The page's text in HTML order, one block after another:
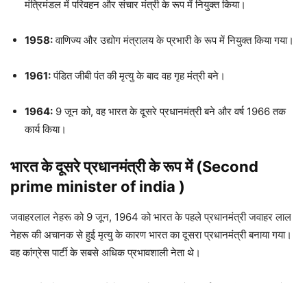
मंत्रिमंडल में परिवहन और संचार मंत्री के रूप में नियुक्त किया।
1958:वाणिज्य और उद्योग मंत्रालय के प्रभारी के रूप में नियुक्त किया गया।
1961:पंडित जीबी पंत की मृत्यु के बाद वह गृह मंत्री बने।
1964: 9 जून को, वह भारत के दूसरे प्रधानमंत्री बने और वर्ष 1966 तक
कार्य किया।
भारत के दूसरे प्रधानमंत्री के रूप में (Second
prime minister of india )
जवाहरलाल नेहरू को 9 जून, 1964 को भारत के पहले प्रधानमंत्री जवाहर लाल
नेहरू की अचानक से हुई मृत्यु के कारण भारत का दूसरा प्रधानमंत्री बनाया गया।
वह कांग्रेस पार्टी के सबसे अधिक प्रभावशाली नेता थे।